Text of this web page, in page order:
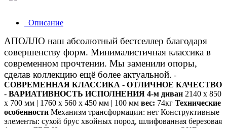
Описание
АПОЛЛО наш абсолютный бестселлер благодаря
совершенству форм. Минималистичная классика в
современном прочтении. Мы заменили опоры,
сделав коллекцию ещё более актуальной. -
СОВРЕМЕННАЯ КЛАССИКА - ОТЛИЧНОЕ КАЧЕСТВО
- ВАРИАТИВНОСТЬ ИСПОЛНЕНИЯ 4-м диван 2140 х 850
х 700 мм | 1760 х 560 х 450 мм | 100 мм вес: 74кг Технические
особенности Механизм трансформации: нет Конструктивные
элементы: сухой брус хвойных пород, шлифованная березовая